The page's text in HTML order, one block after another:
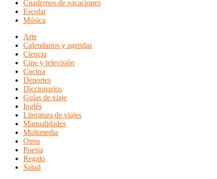
Cuadernos de vacaciones
Escolar
Música
Arte
Calendarios y agendas
Ciencia
Cine y televisión
Cocina
Deportes
Diccionarios
Guías de viaje
Inglés
Literatura de viajes
Manualidades
Multimedia
Otros
Poesia
Regalo
Salud